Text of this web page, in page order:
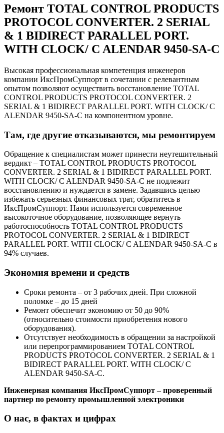
Ремонт TOTAL CONTROL PRODUCTS
PROTOCOL CONVERTER. 2 SERIAL
& 1 BIDIRECT PARALLEL PORT.
WITH CLOCK/ C ALENDAR 9450-SA-C
Высокая профессиональная компетенция инженеров
компании ИксПромСуппорт в сочетании с релевантным
опытом позволяют осуществить восстановление TOTAL
CONTROL PRODUCTS PROTOCOL CONVERTER. 2
SERIAL & 1 BIDIRECT PARALLEL PORT. WITH CLOCK/ C
ALENDAR 9450-SA-C на компонентном уровне.
Там, где другие отказываются, мы ремонтируем
Обращение к специалистам может принести неутешительный
вердикт – TOTAL CONTROL PRODUCTS PROTOCOL
CONVERTER. 2 SERIAL & 1 BIDIRECT PARALLEL PORT.
WITH CLOCK/ C ALENDAR 9450-SA-C не подлежит
восстановлению и нуждается в замене. Задавшись целью
избежать серьезных финансовых трат, обратитесь в
ИксПромСуппорт. Нами используется современное
высокоточное оборудование, позволяющее вернуть
работоспособность TOTAL CONTROL PRODUCTS
PROTOCOL CONVERTER. 2 SERIAL & 1 BIDIRECT
PARALLEL PORT. WITH CLOCK/ C ALENDAR 9450-SA-C в
94% случаев.
Экономия времени и средств
Сроки ремонта – от 3 рабочих дней. При сложной
поломке – до 15 дней
Ремонт обеспечит экономию от 50 до 90%
(относительно стоимости приобретения нового
оборудования).
Отсутствует необходимость в обращении за настройкой
или перепрограммированием TOTAL CONTROL
PRODUCTS PROTOCOL CONVERTER. 2 SERIAL & 1
BIDIRECT PARALLEL PORT. WITH CLOCK/ C
ALENDAR 9450-SA-C.
Инженерная компания ИксПромСуппорт – проверенный
партнер по ремонту промышленной электроники
О нас, в фактах и цифрах